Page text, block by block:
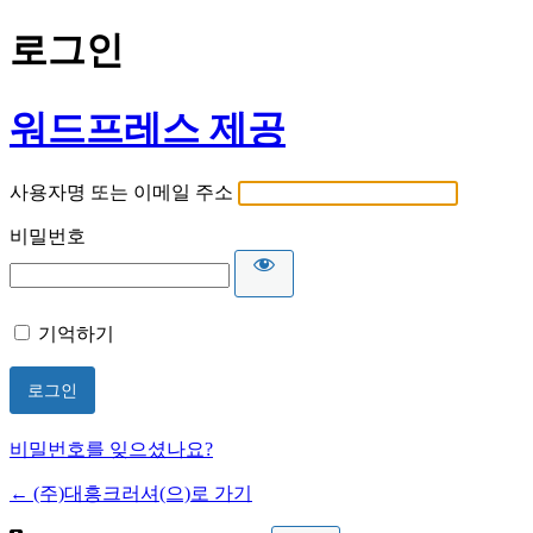
로그인
워드프레스 제공
사용자명 또는 이메일 주소
비밀번호
기억하기
비밀번호를 잊으셨나요?
← (주)대흥크러셔(으)로 가기